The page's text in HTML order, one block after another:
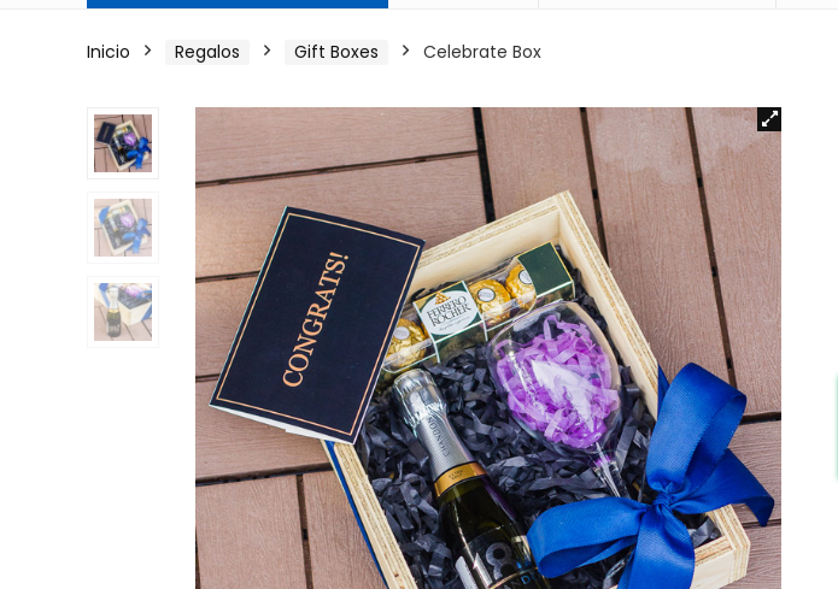
Inicio Regalos Gift Boxes Celebrate Box